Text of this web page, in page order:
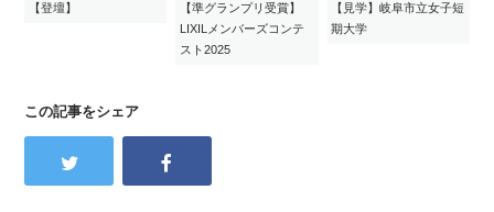
【登壇】
【準グランプリ受賞】
LIXILメンバーズコンテ
スト2025
【見学】岐阜市立女子短
期大学
この記事をシェア